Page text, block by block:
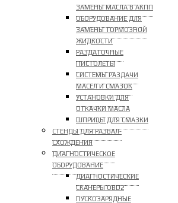
ЗАМЕНЫ МАСЛА В АКПП
ОБОРУДОВАНИЕ ДЛЯ
ЗАМЕНЫ ТОРМОЗНОЙ
ЖИДКОСТИ
РАЗДАТОЧНЫЕ
ПИСТОЛЕТЫ
СИСТЕМЫ РАЗДАЧИ
МАСЕЛ И СМАЗОК
УСТАНОВКИ ДЛЯ
ОТКАЧКИ МАСЛА
ШПРИЦЫ ДЛЯ СМАЗКИ
СТЕНДЫ ДЛЯ РАЗВАЛ-
СХОЖДЕНИЯ
ДИАГНОСТИЧЕСКОЕ
ОБОРУДОВАНИЕ
ДИАГНОСТИЧЕСКИЕ
СКАНЕРЫ OBD2
ПУСКОЗАРЯДНЫЕ